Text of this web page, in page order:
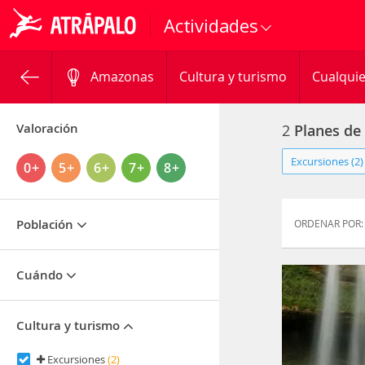
Actividades
Amazonas Cultura y turismo
Valoración
0+ 5+ 6+ 7+ 8+
Población
Cuándo
Cultura y turismo
Excursiones(2)
2 Planes
Excursiones (2)
ORDENAR POR: